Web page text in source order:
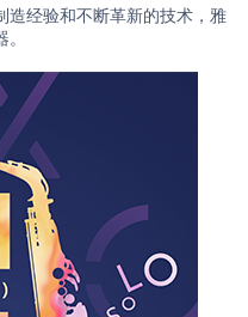
造经验和不断革新的技术，雅